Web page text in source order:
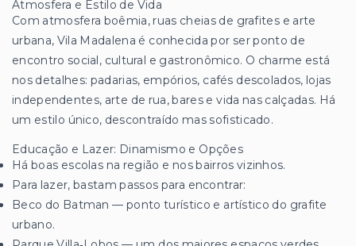
Atmosfera e Estilo de Vida
Com atmosfera boêmia, ruas cheias de grafites e arte
urbana, Vila Madalena é conhecida por ser ponto de
encontro social, cultural e gastronômico. O charme está
nos detalhes: padarias, empórios, cafés descolados, lojas
independentes, arte de rua, bares e vida nas calçadas. Há
um estilo único, descontraído mas sofisticado.
Educação e Lazer: Dinamismo e Opções
Há boas escolas na região e nos bairros vizinhos.
Para lazer, bastam passos para encontrar:
Beco do Batman — ponto turístico e artístico do grafite
urbano.